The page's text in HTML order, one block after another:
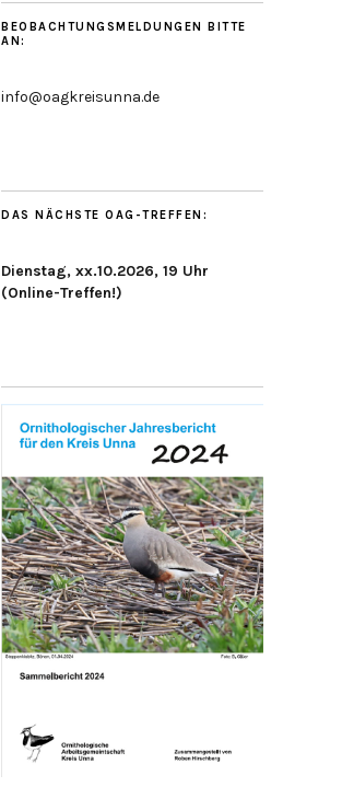
BEOBACHTUNGSMELDUNGEN BITTE
AN:
info@oagkreisunna.de
DAS NÄCHSTE OAG-TREFFEN:
Dienstag, xx.10.2026, 19 Uhr
(Online-Treffen!)